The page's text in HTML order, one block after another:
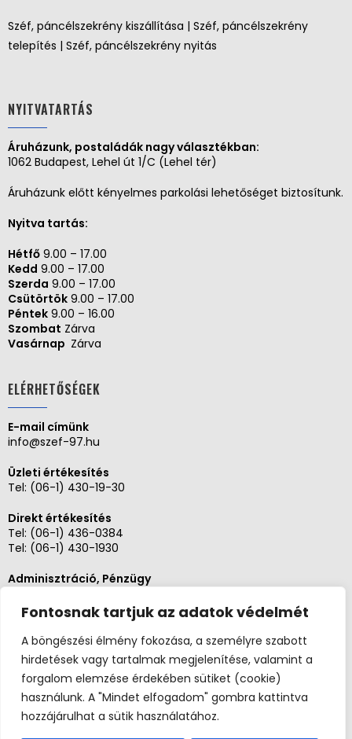
Fontosnak tartjuk az adatok védelmét
A böngészési élmény fokozása, a személyre szabott
hirdetések vagy tartalmak megjelenítése, valamint a
forgalom elemzése érdekében sütiket (cookie)
használunk. A "Mindet elfogadom" gombra kattintva
hozzájárulhat a sütik használatához.
Széf, páncélszekrény kiszállítása | Széf, páncélszekrény
telepítés | Széf, páncélszekrény nyitás
NYITVATARTÁS
Áruházunk, postaládák nagy választékban:
1062 Budapest, Lehel út 1/C (Lehel tér)
Áruházunk előtt kényelmes parkolási lehetőséget biztosítunk.
Nyitva tartás:
Hétfő 9.00 – 17.00
Kedd 9.00 – 17.00
Szerda 9.00 – 17.00
Csütörtök 9.00 – 17.00
Péntek 9.00 – 16.00
Szombat Zárva
Vasárnap Zárva
ELÉRHETŐSÉGEK
E-mail címünk
info@szef-97.hu
Üzleti értékesítés
Tel: (06-1) 430-19-30
Direkt értékesítés
Tel: (06-1) 436-0384
Tel: (06-1) 430-1930
Adminisztráció, Pénzügy
Szerviz és karbantartás
Tel: (06-20)3268654
Tel: (06-1) 436-0384